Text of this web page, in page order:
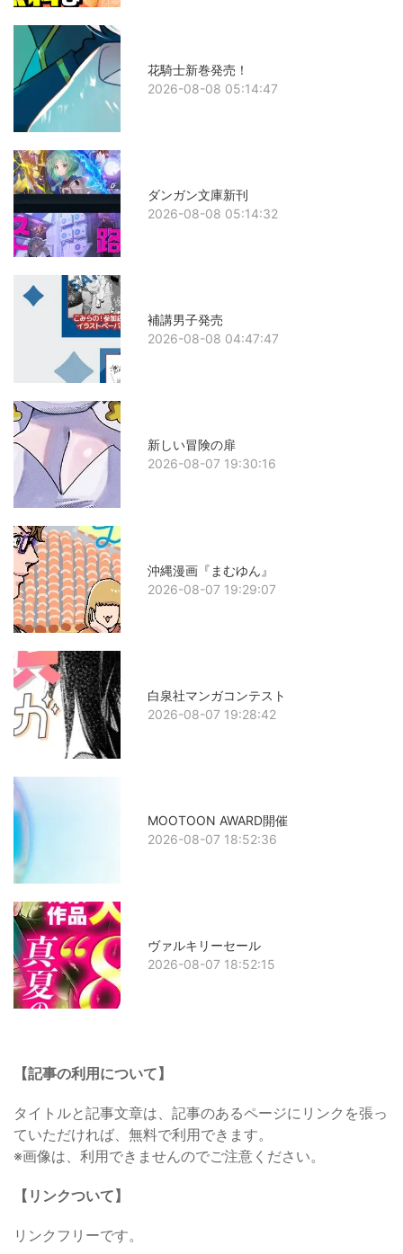
花騎士新巻発売！
2026-08-08 05:14:47
ダンガン文庫新刊
2026-08-08 05:14:32
補講男子発売
2026-08-08 04:47:47
新しい冒険の扉
2026-08-07 19:30:16
沖縄漫画『まむゆん』
2026-08-07 19:29:07
白泉社マンガコンテスト
2026-08-07 19:28:42
MOOTOON AWARD開催
2026-08-07 18:52:36
ヴァルキリーセール
2026-08-07 18:52:15
【記事の利用について】
タイトルと記事文章は、記事のあるページにリンクを張っ
ていただければ、無料で利用できます。
※画像は、利用できませんのでご注意ください。
【リンクついて】
リンクフリーです。